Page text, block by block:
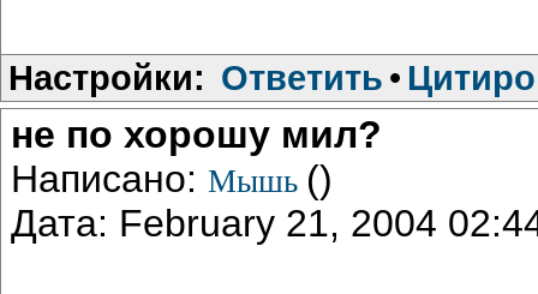
Настройки: Ответить •
не по хорошу мил?
Написано: Мышь ()
Дата: February 21, 2004